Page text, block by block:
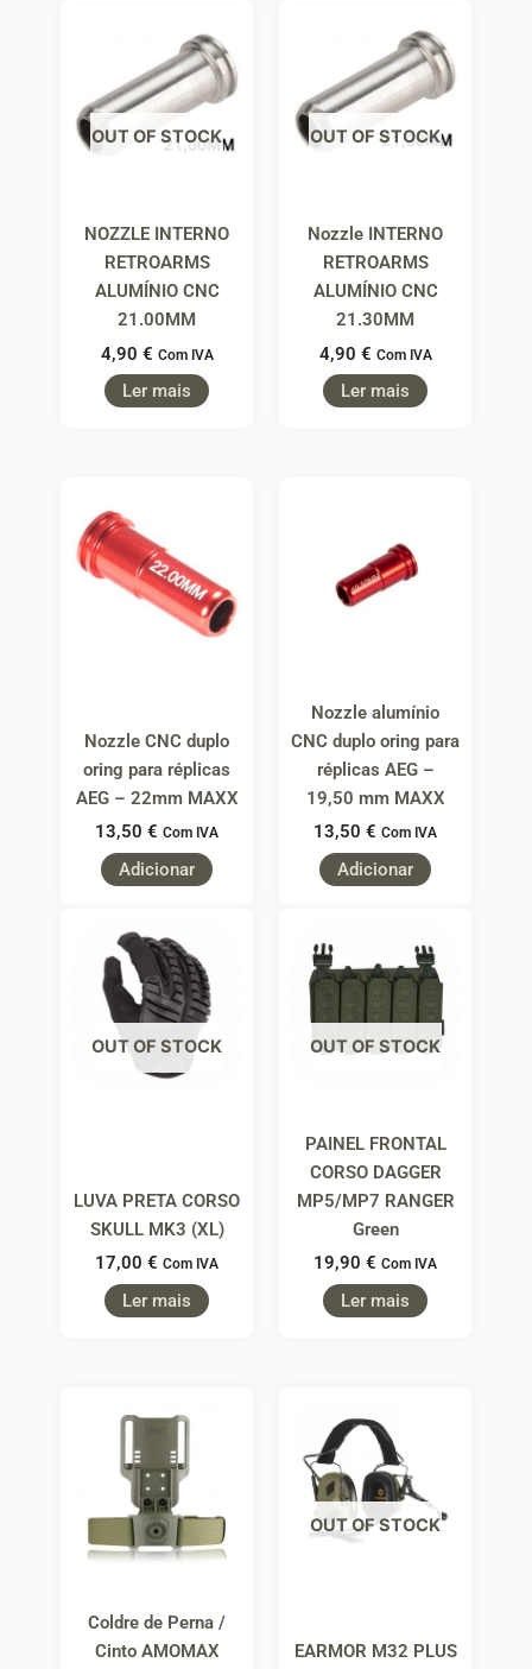
OUT OF STOCK
NOZZLE INTERNO
RETROARMS
ALUMÍNIO CNC
21.00MM
4,90 € Com IVA
Ler mais
OUT OF STOCK
Nozzle INTERNO
RETROARMS
ALUMÍNIO CNC
21.30MM
4,90 € Com IVA
Ler mais
Nozzle CNC duplo
oring para réplicas
AEG – 22mm MAXX
13,50 € Com IVA
Adicionar
Nozzle alumínio
CNC duplo oring para
réplicas AEG –
19,50 mm MAXX
13,50 € Com IVA
Adicionar
OUT OF STOCK
LUVA PRETA CORSO
SKULL MK3 (XL)
17,00 € Com IVA
Ler mais
OUT OF STOCK
PAINEL FRONTAL
CORSO DAGGER
MP5/MP7 RANGER
Green
19,90 € Com IVA
Ler mais
Coldre de Perna /
Cinto AMOMAX
OUT OF STOCK
EARMOR M32 PLUS